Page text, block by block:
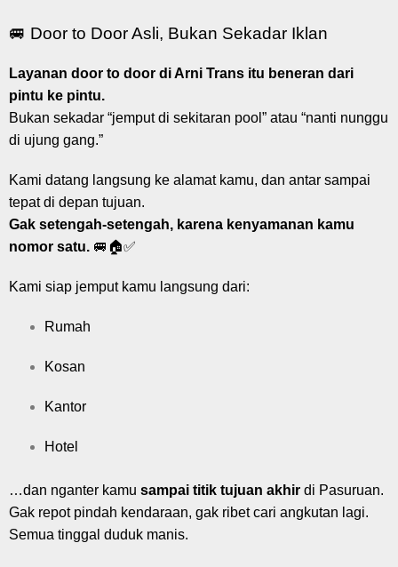
🚐 Door to Door Asli, Bukan Sekadar Iklan
Layanan door to door di Arni Trans itu beneran dari
pintu ke pintu.
Bukan sekadar “jemput di sekitaran pool” atau “nanti nunggu
di ujung gang.”
Kami datang langsung ke alamat kamu, dan antar sampai
tepat di depan tujuan.
Gak setengah-setengah, karena kenyamanan kamu
nomor satu. 🚐🏠✅
Kami siap jemput kamu langsung dari:
Rumah
Kosan
Kantor
Hotel
…dan nganter kamu sampai titik tujuan akhir di Pasuruan.
Gak repot pindah kendaraan, gak ribet cari angkutan lagi.
Semua tinggal duduk manis.